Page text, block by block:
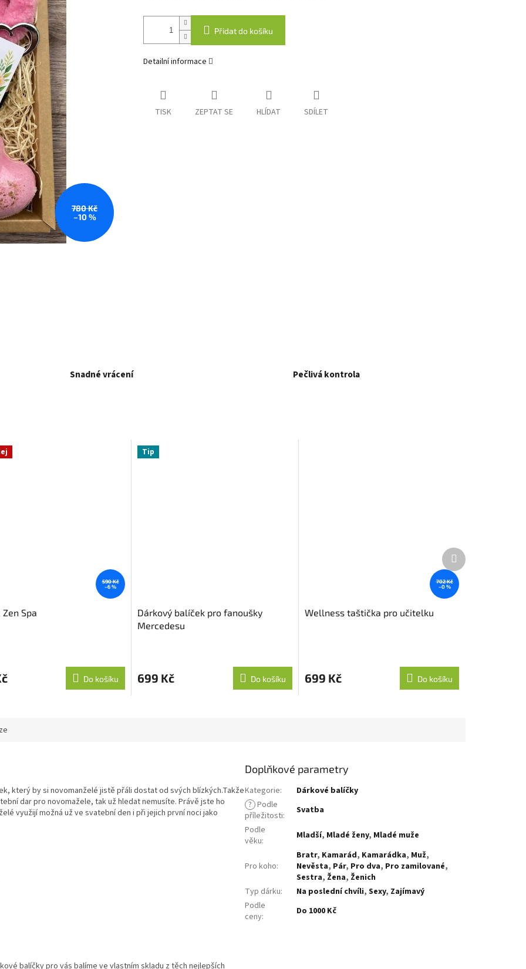
780 Kč
–10 %
Přidat do košíku
Detailní informace
TISK ZEPTAT SE HLÍDAT SDÍLET
Snadné vrácení Pečlivá kontrola
590 Kč
–6 %
Spa
Do košíku
Tip
Dárkový balíček pro fanoušky
Mercedesu
699 Kč Do košíku
702 Kč
–0 %
Wellness taštička pro učitelku
699 Kč Do košíku
Další
produkt
který by si novomanželé jistě přáli dostat od svých blízkých.Takže
dar pro novomažele, tak už hledat nemusíte. Právě jste ho
využijí možná už ve svatební den i při jejich první noci jako
balíčky pro vás balíme ve vlastním skladu z těch nejlepších
Doplňkové parametry
Kategorie:
Dárkové balíčky
? Podle
příležitosti:
Svatba
Podle
věku: Mladší, Mladé ženy, Mladé muže
Pro koho:
Bratr, Kamarád, Kamarádka, Muž,
Nevěsta, Pár, Pro dva, Pro zamilované,
Sestra, Žena, Ženich
Typ dárku: Na poslední chvíli,Sexy, Zajímavý
Podle
ceny: Do 1000 Kč